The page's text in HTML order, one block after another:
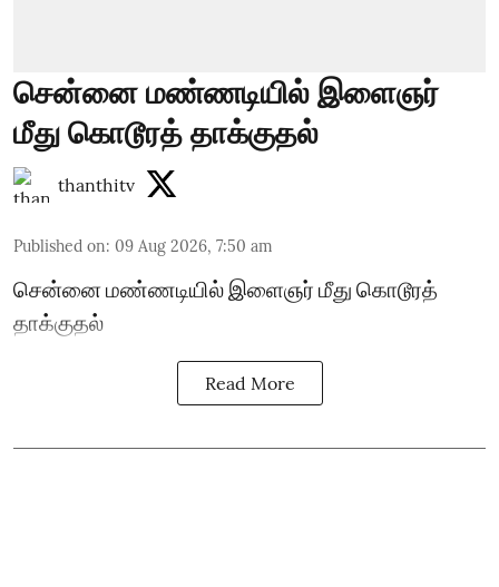
சென்னை மண்ணடியில் இளைஞர்
மீது கொடூரத் தாக்குதல்
thanthitv
Published on: 09 Aug 2026, 7:50 am
சென்னை மண்ணடியில் இளைஞர் மீது கொடூரத்
தாக்குதல்
Read More